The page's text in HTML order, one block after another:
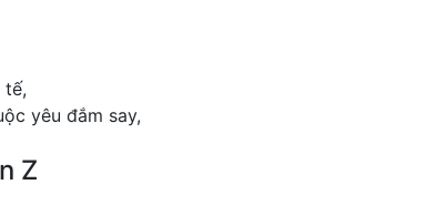
tế,
yêu đắm say,
Z